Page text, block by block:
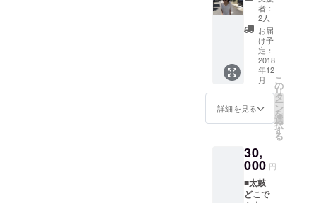
石垣市
出身。
まっと
う？に
バンド
マンと
して 上
京した
が、の
ちに作
いく
【踊る
銭湯】
演出
2008」
アメリ
カ・
ニュー
メキシ
コ州
08/10
「ART
ore
2008」
10/09
「KOB
E ART
MARC
HE
いた油
彩作品
を発表
してい
る。 人
と人が
行き交
う「空
港施
設」か
ション
を得た
【KIIM
AN
ART
中。
ーーー
ーーー
ーーー
ていま
した。
嗅覚の
力が感
情的、
物理的
に働
き、
ンシャ
ルオイ
効果が
あるか
らで
す。 私
マッ
サージ
を行う
又は教
える。
自分の
心地良
いを見
為のヨ
ガ教室
体の不
調改
善、感
情開放
に適し
載数30
本（月
２．５
本）
を、上
司と二
人三脚
で入社
後４年
で年132
アップ
させ
る。多
くの優
良企業
気軽に
♬ (交通
費・材
料費等
発生す
る際に
は別途
料金で
お願い
いたい
ん。
ーーー
ー 宇山
あゆみ
演出振
ケア あ
なたの
症状に
合わせ
て ダン
ス・ス
トレッ
チ・整
体(マッ
サージ)
方法を
なんで
望に合
わせま
す。
ーーー
ーーー
者：
2人
お届
け予
定：
2018
年12
月
詳細を見る
こ
の
リ
タ
ー
ン
を
選
択
す
る
30,
000 円
■太鼓
どこで